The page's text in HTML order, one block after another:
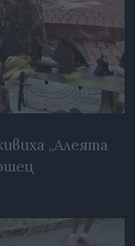
„Алеята